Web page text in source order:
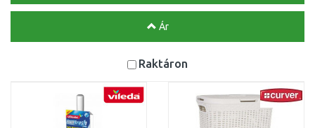
Ár
Raktáron